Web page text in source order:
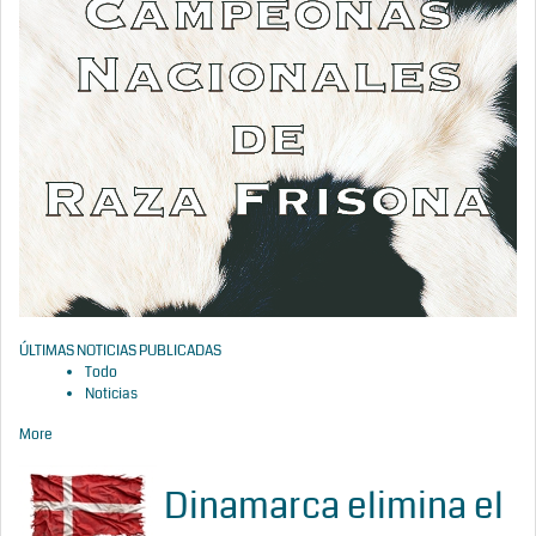
ÚLTIMAS NOTICIAS PUBLICADAS
Todo
Noticias
More
Dinamarca elimina el